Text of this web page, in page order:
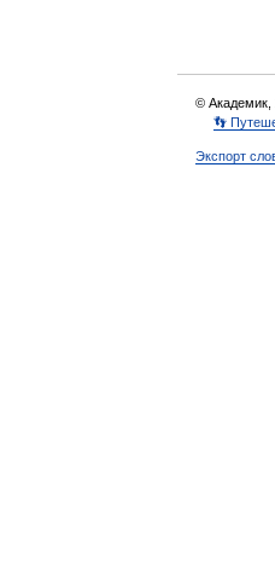
© Академик,
👣
Экспорт